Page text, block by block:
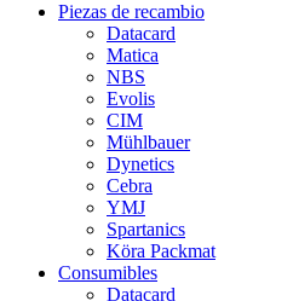
Piezas de recambio
Datacard
Matica
NBS
Evolis
CIM
Mühlbauer
Dynetics
Cebra
YMJ
Spartanics
Köra Packmat
Consumibles
Datacard